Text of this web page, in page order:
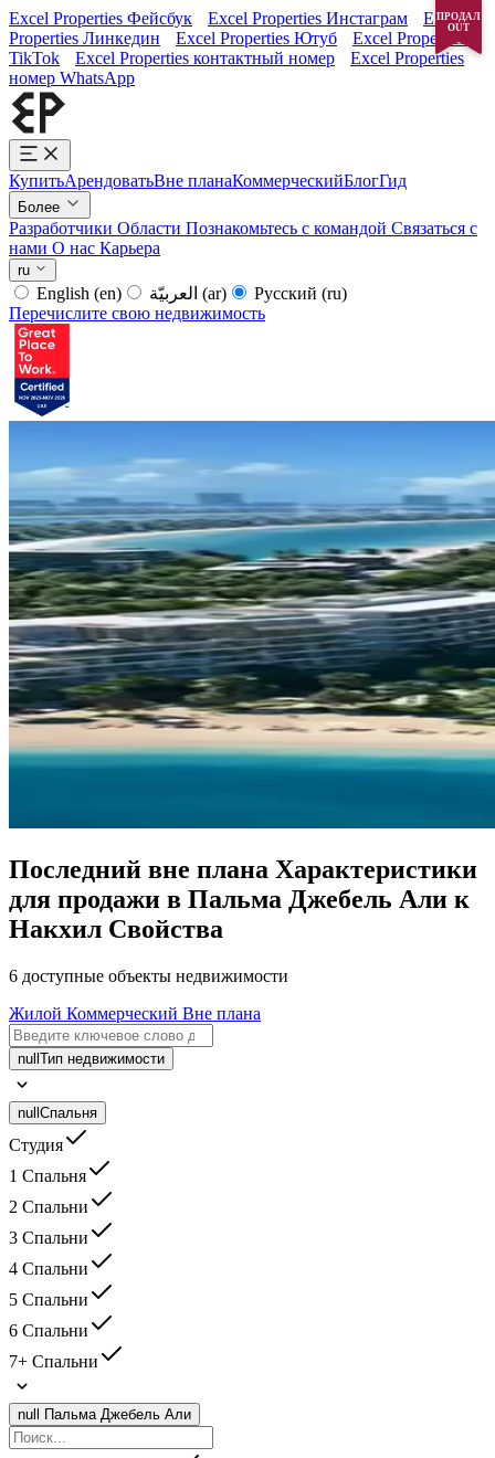
Excel Properties Фейсбук Excel Properties Инстаграм
Excel
Properties Линкедин
Excel Properties Ютуб
Excel Properties
TikTok
Excel Properties контактный номер
Excel Properties
номер WhatsApp
КупитьАрендоватьВне планаКоммерческийБлогГид
Более
Разработчики Области Познакомьтесь с командой Связаться с
нами О нас Карьера
ru
English (en) (ar) Русский (ru)
Перечислите свою недвижимость
Последний вне плана Характеристики
для продажи в Пальма Джебель Али к
Накхил Свойства
6 доступные объекты недвижимости
Жилой Коммерческий Вне плана
null Тип недвижимости
null Спальня
Студия
1 Спальня
2 Спальни
3 Спальни
4 Спальни
5 Спальни
6 Спальни
7+ Спальни
null Пальма Джебель Али
ПРОДАЛ
OUT